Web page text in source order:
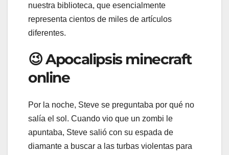
nuestra biblioteca, que esencialmente
representa cientos de miles de artículos
diferentes.
😉 Apocalipsis minecraft
online
Por la noche, Steve se preguntaba por qué no
salía el sol. Cuando vio que un zombi le
apuntaba, Steve salió con su espada de
diamante a buscar a las turbas violentas para